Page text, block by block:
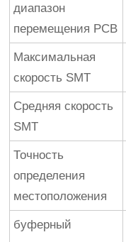
диапазон
перемещения PCB
Максимальная
скорость SMT
Средняя скорость
SMT
Точность
определения
местоположения
буферный